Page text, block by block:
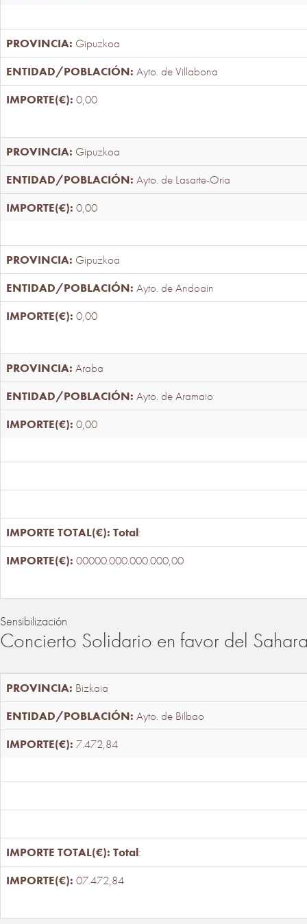
Gipuzkoa
Ayto. de Villabona
0,00
Gipuzkoa
Ayto. de Lasarte-Oria
0,00
Gipuzkoa
Ayto. de Andoain
0,00
Araba
Ayto. de Aramaio
0,00
Total:
00000.000.000.000,00
Sensibilización
Concierto Solidario en favor del
Bizkaia
Ayto. de Bilbao
7.472,84
Total:
07.472,84